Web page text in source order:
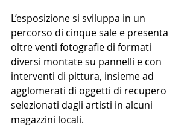
L’esposizione si sviluppa in un
percorso di cinque sale e presenta
oltre venti fotografie di formati
diversi montate su pannelli e con
interventi di pittura, insieme ad
agglomerati di oggetti di recupero
selezionati dagli artisti in alcuni
magazzini locali.